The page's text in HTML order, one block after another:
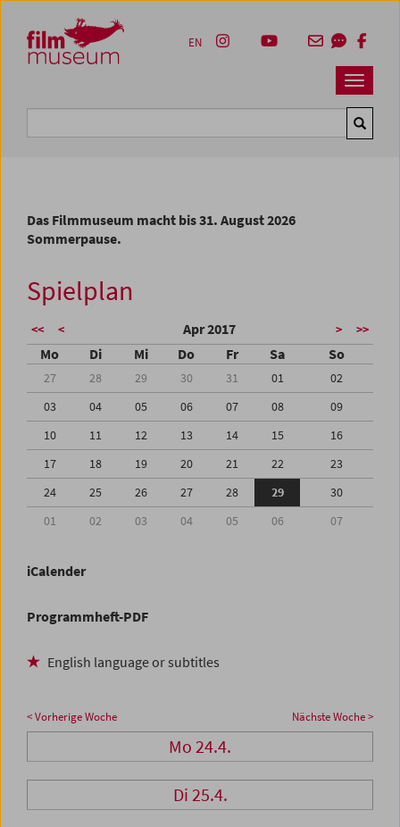
Zum Inhalt
Zum Hauptmenü
Zur Servicenavigation
Zum Suche
Navbar
EN
Das Filmmuseum macht bis 31. August 2026
Sommerpause.
Spielplan
<< < Apr 2017 > >>
Mo Di Mi Do Fr Sa So
27 28 29 30 31 01
02
03
04 05 06 07 08
09
10
11 12 13 14 15
16
17
18 19 20 21 22
23
24
25 26 27 28 29
30
01
02 03 04 05 06 07
iCalender
Programmheft-PDF
English language or subtitles
< Vorherige Woche Nächste Woche >
Mo 24.4.
Di 25.4.